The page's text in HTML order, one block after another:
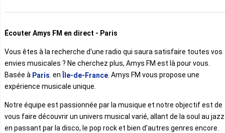
Écouter Amys FM en direct - Paris
Vous êtes à la recherche d'une radio qui saura satisfaire toutes vos
envies musicales ? Ne cherchez plus, Amys FM est là pour vous.
Basée à Paris . enÎle-de-France . Amys FM vous propose une
expérience musicale unique.
Notre équipe est passionnée par la musique et notre objectif est de
vous faire découvrir un univers musical varié, allant de la soul au jazz
en passant par la disco, le pop rock et bien d'autres genres encore.